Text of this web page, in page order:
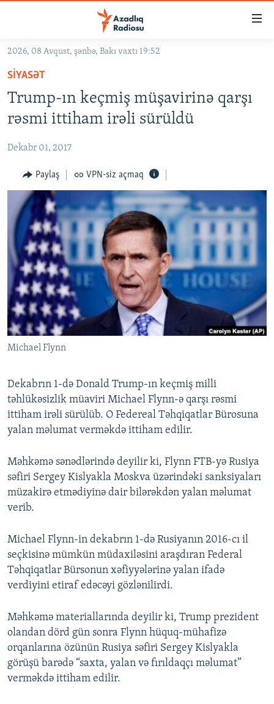
Əsas
qayıt
Əsas
naviqasiyaya
qayıt
Axtarışa
GÜNDƏM
KORRUPSIOMETR
FƏRQƏ BAX
QANUNI DOĞRU
ARAŞDIRMA
MULTIMEDIA
VIDEO
FOTOQALEREYA
İNFOQRAFIKA
KARIKATURA
RADIO ARXIV
OXU ZALI
AZƏRBAYCAN ƏDƏBIYYATI KITABXANASI
İSLAM VƏ DEMOKRATIYA
İZ - MƏDƏNIYYƏT PROQRAMI
HAQQIMIZDA
MISSIYAMIZ
PEŞƏ ETIKASI VƏ JURNALISTIKA STANDARTLARIMIZ
MATERIALLARIMIZDAN ISTIFADƏ
AZADLIQRADIOSU MOBIL TELEFONUNUZDA
XƏBƏR BÜLLETENLƏRIMIZ
BIZI IZLƏ
RFE/RL-in bütün saytları
2026, 08 Avqust, şənbə, Bakı vaxtı 19:52
SIYASƏT
Trump-ın keçmiş müşavirinə qarşı
rəsmi ittiham irəli sürüldü
Dekabr 01, 2017
Paylaş VPN-siz açmaq
Michael Flynn
Dekabrın 1-də Donald Trump-ın keçmiş milli
təhlükəsizlik müaviri Michael Flynn-ə qarşı rəsmi
ittiham irəli sürülüb. O Federeal Təhqiqatlar Bürosuna
yalan məlumat verməkdə ittiham edilir.
Məhkəmə sənədlərində deyilir ki, Flynn FTB-yə Rusiya
səfiri Sergey Kislyakla Moskva üzərindəki sanksiyaları
müzakirə etmədiyinə dair bilərəkdən yalan məlumat
verib.
Michael Flynn-in dekabrın 1-də Rusiyanın 2016-cı il
seçkisinə mümkün müdaxiləsini araşdıran Federal
Təhqiqatlar Bürsonun xəfiyyələrinə yalan ifadə
verdiyini etiraf edəcəyi gözlənilirdi.
Məhkəmə materiallarında deyilir ki, Trump prezident
olandan dörd gün sonra Flynn hüquq-mühafizə
orqanlarına özünün Rusiya səfiri Sergey Kislyakla
görüşü barədə “saxta, yalan və fırıldaqçı məlumat”
verməkdə ittiham edilir.